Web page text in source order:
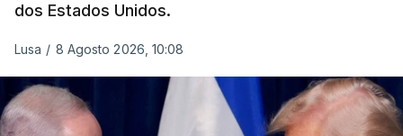
dos Estados Unidos.
Lusa / 8 Agosto 2026, 10:08